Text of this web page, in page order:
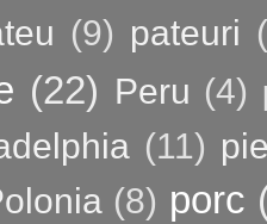
(9) pateuri
(22) Peru (4)
(11)
(8) porc